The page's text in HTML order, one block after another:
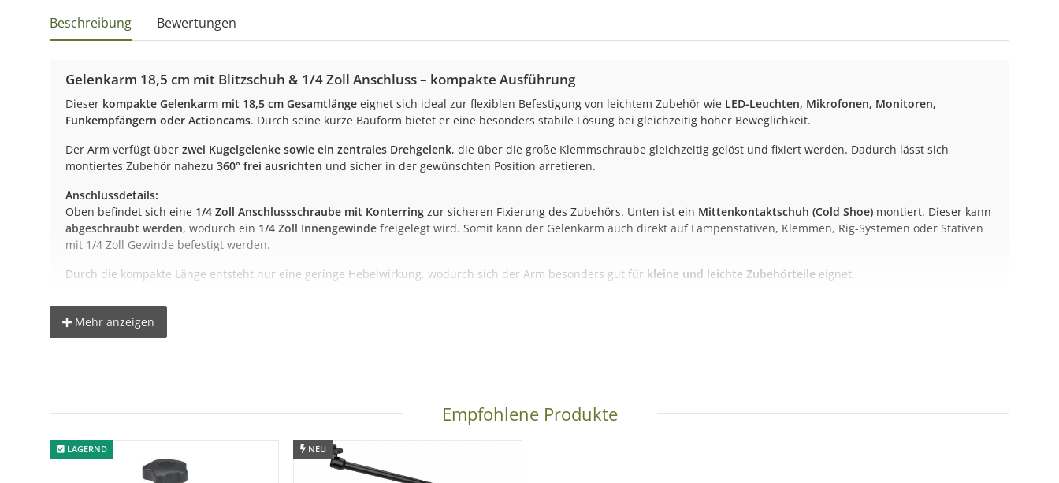
Beschreibung Bewertungen
Gelenkarm 18,5 cm mit Blitzschuh & 1/4 Zoll Anschluss – kompakte Ausführung
Dieser kompakte Gelenkarm mit 18,5 cm Gesamtlänge eignet sich ideal zur flexiblen Befestigung von leichtem Zubehör wie LED-Leuchten, Mikrofonen, Monitoren,
Funkempfängern oder Actioncams. Durch seine kurze Bauform bietet er eine besonders stabile Lösung bei gleichzeitig hoher Beweglichkeit.
Der Arm verfügt über zwei Kugelgelenke sowie ein zentrales Drehgelenk, die über die große Klemmschraube gleichzeitig gelöst und fixiert werden. Dadurch lässt sich
montiertes Zubehör nahezu 360° frei ausrichten und sicher in der gewünschten Position arretieren.
Anschlussdetails:
Oben befindet sich eine 1/4 Zoll Anschlussschraube mit Konterring zur sicheren Fixierung des Zubehörs. Unten ist ein Mittenkontaktschuh (Cold Shoe) montiert. Dieser kann
abgeschraubt werden, wodurch ein 1/4 Zoll Innengewinde freigelegt wird. Somit kann der Gelenkarm auch direkt auf Lampenstativen, Klemmen, Rig-Systemen oder Stativen
mit 1/4 Zoll Gewinde befestigt werden.
Durch die kompakte Länge entsteht nur eine geringe Hebelwirkung, wodurch sich der Arm besonders gut für kleine und leichte Zubehörteile eignet.
Ihre Vorteile auf einen Blick
Oben 1/4" Schraube mit Konterring
Unten Blitzschuh – abnehmbar für 1/4" Innengewinde
Ideal für leichte LED-Leuchten, Mikrofone & Monitore
Mehr anzeigen
Empfohlene Produkte
LAGERND NEU